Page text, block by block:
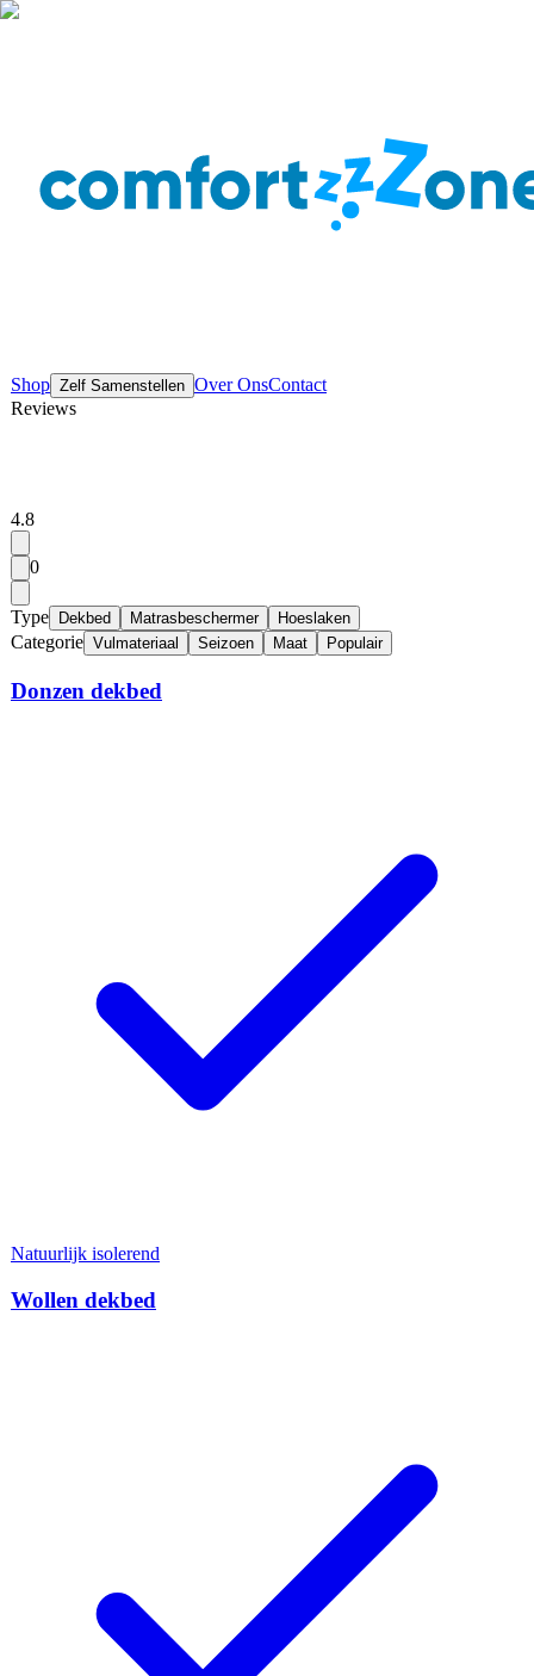
Shop Zelf Samenstellen Over OnsContact
Reviews
4.8
0
Type Dekbed Matrasbeschermer Hoeslaken
Categorie Vulmateriaal Seizoen Maat Populair
Donzen dekbed
Natuurlijk isolerend
Wollen dekbed